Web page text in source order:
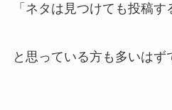
「ネタは見つけても投稿す
と思っている方も多いはず